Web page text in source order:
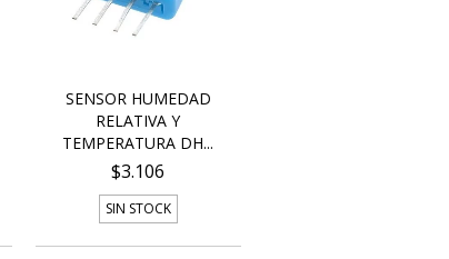
SENSOR HUMEDAD
RELATIVA Y
TEMPERATURA DH...
$3.106
SIN STOCK